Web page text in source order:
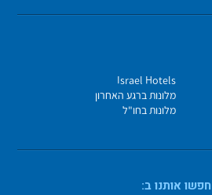
Israel Hotels
מלונות ברגע האחרון
מלונות בחו"ל
חפשו אותנו ב: